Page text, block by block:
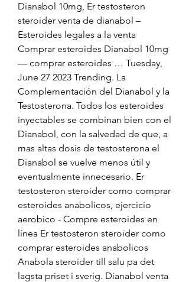
Dianabol 10mg, Er testosteron
steroider venta de dianabol –
Esteroides legales a la venta
Comprar esteroides Dianabol 10mg
— comprar esteroides … Tuesday,
June 27 2023 Trending. La
Complementación del Dianabol y la
Testosterona. Todos los esteroides
inyectables se combinan bien con el
Dianabol, con la salvedad de que, a
mas altas dosis de testosterona el
Dianabol se vuelve menos útil y
eventualmente innecesario. Er
testosteron steroider como comprar
esteroides anabolicos, ejercicio
aerobico - Compre esteroides en
línea Er testosteron steroider como
comprar esteroides anabolicos
Anabola steroider till salu pa det
lagsta priset i sverig. Dianabol venta